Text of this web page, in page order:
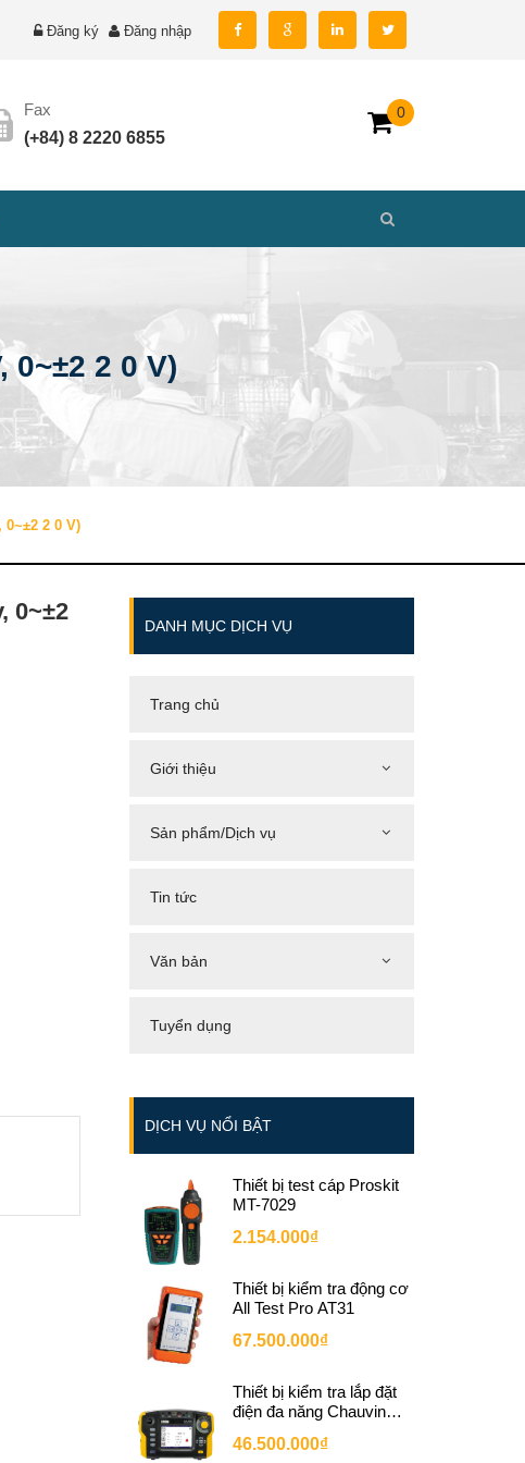
Đăng ký Đăng nhập
Fax
(+84) 8 2220 6855
0
0~±2 2 0 V)
0~±2 2 0 V)
0~±2
DANH MỤC DỊCH VỤ
Trang chủ
Giới thiệu
Sản phẩm/Dịch vụ
Tin tức
Văn bản
Tuyển dụng
DỊCH VỤ NỔI BẬT
Thiết bị test cáp Proskit
MT-7029
2.154.000₫
Thiết bị kiểm tra động cơ
All Test Pro AT31
67.500.000₫
Thiết bị kiểm tra lắp đặt
điện đa năng Chauvin
46.500.000₫